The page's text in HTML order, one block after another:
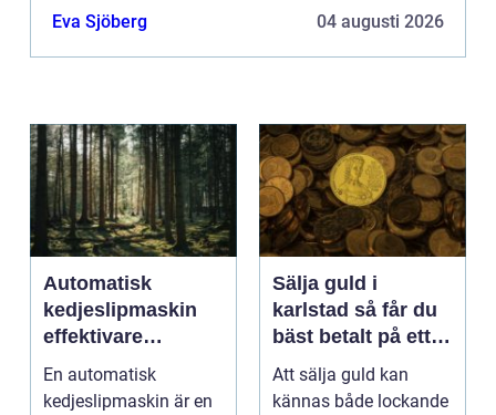
käm...
Eva Sjöberg 04 augusti 2026
Automatisk
kedjeslipmaskin
effektivare
skogsarbete med
jämnare resultat
En automatisk
kedjeslipmaskin är en
Sälja guld i
karlstad så får du
bäst betalt på ett
tryggt sätt
Att sälja guld kan
kännas både lockande